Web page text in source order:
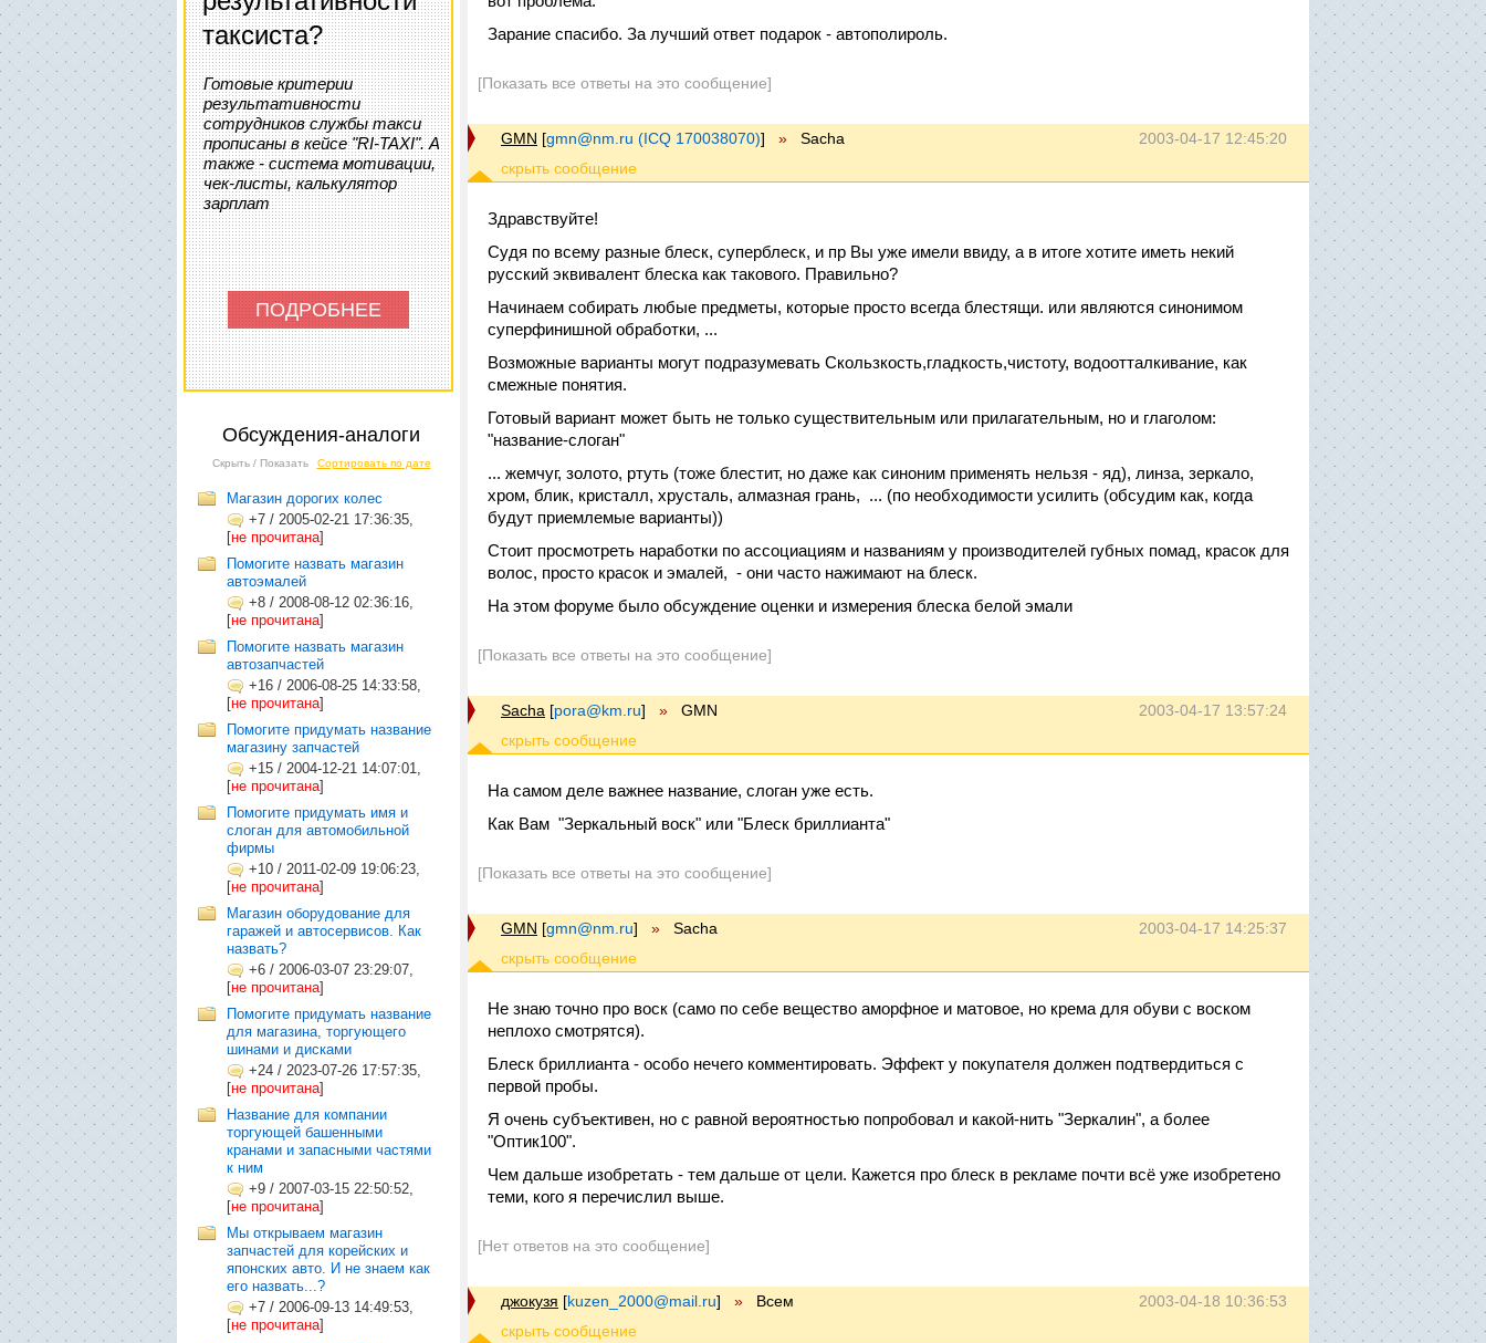
таксиста?
Готовые критерии
результативности
сотрудников службы такси
прописаны в кейсе "RI-TAXI". А
также - система мотивации,
чек-листы, калькулятор
зарплат
ПОДРОБНЕЕ
Обсуждения-аналоги
Скрыть / Показать Сортировать по дате
Магазин дорогих колес
+7 / 2005-02-21 17:36:35,
[не прочитана]
Помогите назвать магазин
автоэмалей
+8 / 2008-08-12 02:36:16,
[не прочитана]
Помогите назвать магазин
автозапчастей
+16 / 2006-08-25 14:33:58,
[не прочитана]
Помогите придумать название
магазину запчастей
+15 / 2004-12-21 14:07:01,
[не прочитана]
Помогите придумать имя и
слоган для автомобильной
фирмы
+10 / 2011-02-09 19:06:23,
[не прочитана]
Магазин оборудование для
гаражей и автосервисов. Как
назвать?
+6 / 2006-03-07 23:29:07,
[не прочитана]
Помогите придумать название
для магазина, торгующего
шинами и дисками
+24 / 2023-07-26 17:57:35,
[не прочитана]
Название для компании
торгующей башенными
кранами и запасными частями
к ним
+9 / 2007-03-15 22:50:52,
[не прочитана]
Мы открываем магазин
запчастей для корейских и
японских авто. И не знаем как
его назвать...?
+7 / 2006-09-13 14:49:53,
[не прочитана]
Зарание спасибо. За лучший ответ подарок - автополироль.
[Показать все ответы на это сообщение]
2003-04-17 12:45:20
GMN [gmn@nm.ru (ICQ 170038070)] » Sacha
Здравствуйте!
Судя по всему разные блеск, суперблеск, и пр Вы уже имели ввиду, а в итоге хотите иметь некий
русский эквивалент блеска как такового. Правильно?
Начинаем собирать любые предметы, которые просто всегда блестящи. или являются синонимом
суперфинишной обработки, ...
Возможные варианты могут подразумевать Скользкость,гладкость,чистоту, водоотталкивание, как
смежные понятия.
Готовый вариант может быть не только существительным или прилагательным, но и глаголом:
"название-слоган"
... жемчуг, золото, ртуть (тоже блестит, но даже как синоним применять нельзя - яд), линза, зеркало,
хром, блик, кристалл, хрусталь, алмазная грань, ... (по необходимости усилить (обсудим как, когда
будут приемлемые варианты))
Стоит просмотреть наработки по ассоциациям и названиям у производителей губных помад, красок для
волос, просто красок и эмалей, - они часто нажимают на блеск.
На этом форуме было обсуждение оценки и измерения блеска белой эмали
[Показать все ответы на это сообщение]
2003-04-17 13:57:24
Sacha [pora@km.ru] » GMN
На самом деле важнее название, слоган уже есть.
Как Вам "Зеркальный воск" или "Блеск бриллианта"
[Показать все ответы на это сообщение]
2003-04-17 14:25:37
GMN [gmn@nm.ru] » Sacha
Не знаю точно про воск (само по себе вещество аморфное и матовое, но крема для обуви с воском
неплохо смотрятся).
Блеск бриллианта - особо нечего комментировать. Эффект у покупателя должен подтвердиться с
первой пробы.
Я очень субъективен, но с равной вероятностью попробовал и какой-нить "Зеркалин", а более
"Оптик100".
Чем дальше изобретать - тем дальше от цели. Кажется про блеск в рекламе почти всё уже изобретено
теми, кого я перечислил выше.
[Нет ответов на это сообщение]
2003-04-18 10:36:53
джокузя [kuzen_2000@mail.ru] » Всем